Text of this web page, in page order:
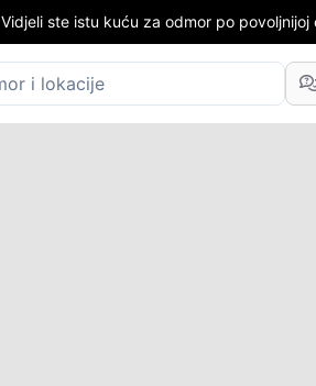
Vidjeli ste istu kuću za odmor po